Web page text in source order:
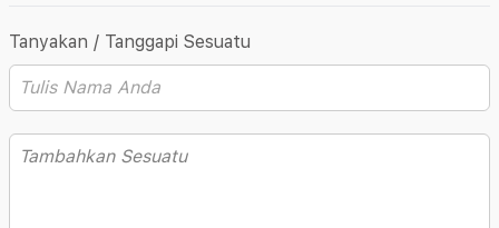
Tanyakan / Tanggapi Sesuatu